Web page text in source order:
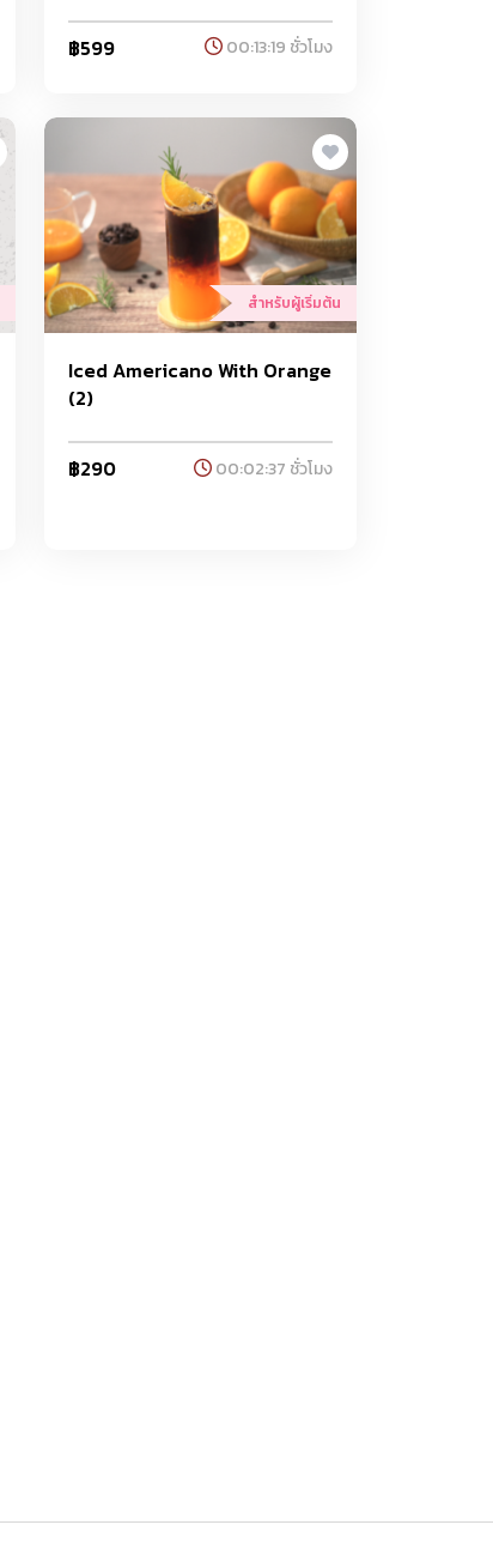
ร้านชานมไข่มุกตั้งแต่แบรนด์ท้องถิ่นไป
จนถึงแบรนด์ระดับนานาชาติ ความ
หมายอย่างมีประสิทธิภาพ ทาง Coffee
Craft ได้คัดสรรคุณภาพที่ดีที่สุด
สำหรับลูกค้า
฿599 00:13:19 ชั่วโมง
สำหรับผู้เริ่มต้น
Iced Americano With Orange
(2)
฿290 00:02:37 ชั่วโมง